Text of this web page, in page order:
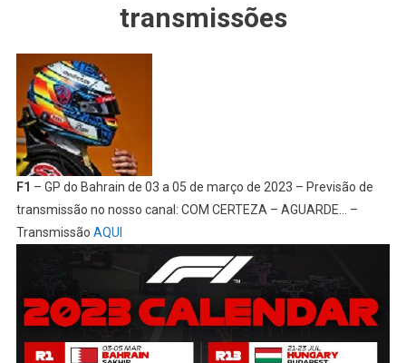
transmissões
F1 – GP do Bahrain de 03 a 05 de março de 2023 – Previsão de
transmissão no nosso canal: COM CERTEZA – AGUARDE… –
Transmissão AQUI